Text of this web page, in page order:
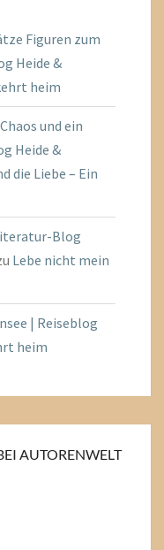
Figuren zum
Heide &
heim
und ein
Heide &
die Liebe – Ein
Blog
Lebe nicht mein
| Reiseblog
heim
AUTORENWELT